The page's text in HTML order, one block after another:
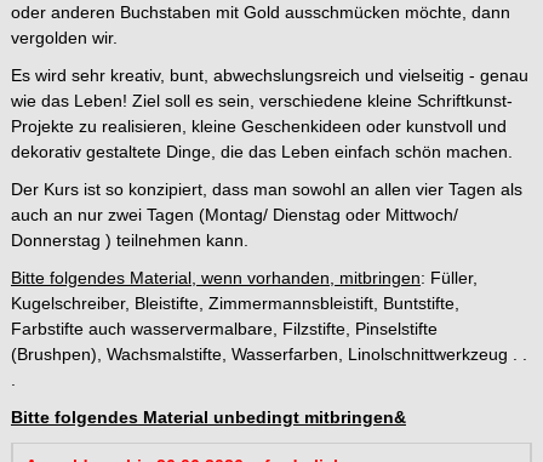
oder anderen Buchstaben mit Gold ausschmücken möchte, dann
vergolden wir.
Es wird sehr kreativ, bunt, abwechslungsreich und vielseitig - genau
wie das Leben! Ziel soll es sein, verschiedene kleine Schriftkunst-
Projekte zu realisieren, kleine Geschenkideen oder kunstvoll und
dekorativ gestaltete Dinge, die das Leben einfach schön machen.
Der Kurs ist so konzipiert, dass man sowohl an allen vier Tagen als
auch an nur zwei Tagen (Montag/ Dienstag oder Mittwoch/
Donnerstag ) teilnehmen kann.
Bitte folgendes Material, wenn vorhanden, mitbringen: Füller,
Kugelschreiber, Bleistifte, Zimmermannsbleistift, Buntstifte,
Farbstifte auch wasservermalbare, Filzstifte, Pinselstifte
(Brushpen), Wachsmalstifte, Wasserfarben, Linolschnittwerkzeug . .
Bitte folgendes Material unbedingt mitbringen&